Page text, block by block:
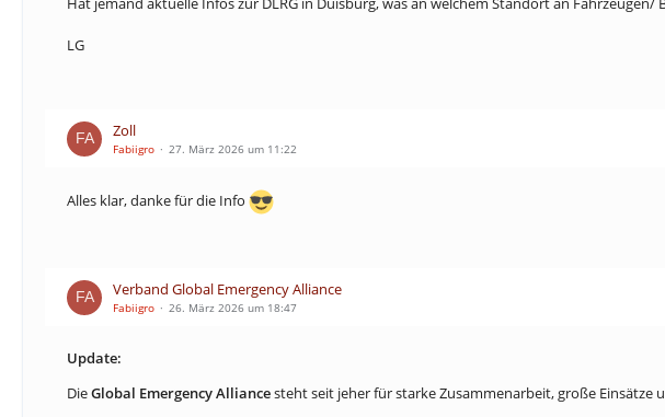
LG
Zoll
Fabiigro 27. März 2026 um 11:22
Alles klar, danke für die Info
Verband Global Emergency Alliance
Fabiigro 26. März 2026 um 18:47
Update:
DieGlobal Emergency Alliancesteht seit jeher für starke Zusammenarbeit, große